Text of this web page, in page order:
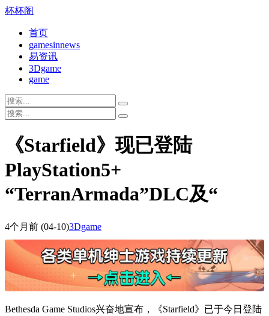
杯杯阁
首页
gamesinnews
易资讯
3Dgame
game
《Starfield》现已登陆
PlayStation5+
“TerranArmada”DLC及“
4个月前 (04-10)3Dgame
Bethesda Game Studios兴奋地宣布，《Starfield》已于今日登陆